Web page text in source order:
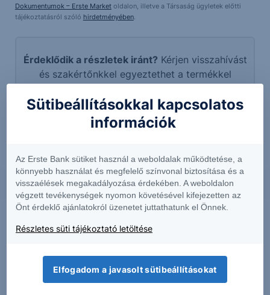
Dokumentumok – Erste Marketoldalon, illetve a Társaság ügyletek előtti
tájékoztatásról szóló hirdetményében.
Érdeklődik a részletek iránt? Kérjen visszahívást
és szakértőnkkel egyeztethet a termékkel
További információk kérése
Sütibeállításokkal kapcsolatos
információk
Az Erste Bank sütiket használ a weboldalak működtetése, a
könnyebb használat és megfelelő színvonal biztosítása és a
visszaélések megakadályozása érdekében. A weboldalon
végzett tevékenységek nyomon követésével kifejezetten az
Önt érdeklő ajánlatokról üzenetet juttathatunk el Önnek.
Részletes süti tájékoztató letöltése
Elfogadom a javasolt sütibeállításokat